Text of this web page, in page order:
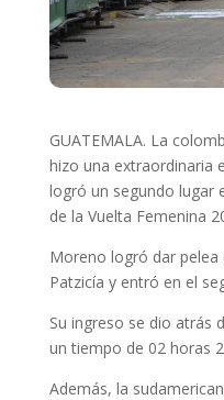
GUATEMALA. La
hizo una extraordinaria
logró un segundo lugar
de la Vuelta Femenina
Moreno logró dar pelea
Patzicía y entró en el
Su ingreso se dio atrás
un tiempo de 02 horas
Además, la